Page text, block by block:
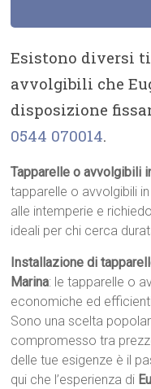
Esistono diversi
avvolgibili che
disposizione
0544 070014.
Tapparelle o avvolgibili
tapparelle o avvolgibili
alle intemperie e
ideali per chi cerca
Installazione di
Marina: le tapparelle o
economiche ed
Sono una scelta
compromesso tra
delle tue esigenze è il
qui che l’esperienza di